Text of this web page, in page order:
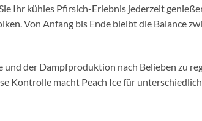
Ihr kühles Pfirsich-Erlebnis jederzeit
Von Anfang bis Ende bleibt die Balance
der Dampfproduktion nach Belieben zu
Kontrolle macht Peach Ice für